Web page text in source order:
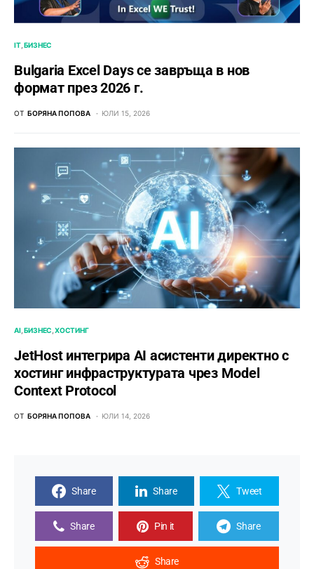
IT БИЗНЕС
Bulgaria Excel Days се завръща в нов
формат през 2026 г.
ОТ БОРЯНА ПОПОВА ЮЛИ 15, 2026
AI БИЗНЕС ХОСТИНГ
JetHost интегрира AI асистенти директно с
хостинг инфраструктурата чрез Model
Context Protocol
ОТ БОРЯНА ПОПОВА ЮЛИ 14, 2026
Share Share Tweet
Share Pin it Share
Share